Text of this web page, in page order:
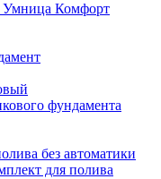
Умница Комфорт
фундамента
без автоматики
для полива